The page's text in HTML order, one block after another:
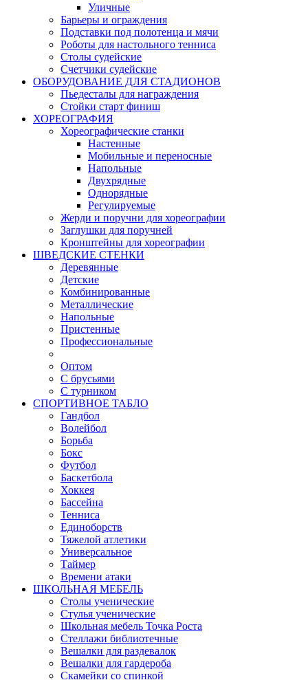
Уличные
Барьеры и ограждения
Подставки под полотенца и мячи
Роботы для настольного тенниса
Столы судейские
Счетчики судейские
ОБОРУДОВАНИЕ ДЛЯ СТАДИОНОВ
Пьедесталы для награждения
Стойки старт финиш
ХОРЕОГРАФИЯ
Хореографические станки
Настенные
Мобильные и переносные
Напольные
Двухрядные
Однорядные
Регулируемые
Жерди и поручни для хореографии
Заглушки для поручней
Кронштейны для хореографии
ШВЕДСКИЕ СТЕНКИ
Деревянные
Детские
Комбинированные
Металлические
Напольные
Пристенные
Профессиональные
Оптом
С брусьями
С турником
СПОРТИВНОЕ ТАБЛО
Гандбол
Волейбол
Борьба
Бокс
Футбол
Баскетбола
Хоккея
Бассейна
Тенниса
Единоборств
Тяжелой атлетики
Универсальное
Таймер
Времени атаки
ШКОЛЬНАЯ МЕБЕЛЬ
Столы ученические
Стулья ученические
Школьная мебель Точка Роста
Стеллажи библиотечные
Вешалки для раздевалок
Вешалки для гардероба
Скамейки со спинкой